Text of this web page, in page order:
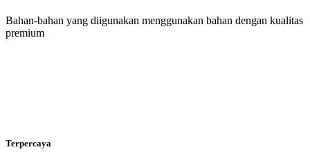
Bahan-bahan yang diigunakan menggunakan bahan dengan kualitas
premium
Terpercaya